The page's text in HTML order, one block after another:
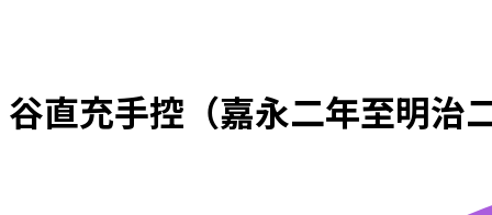
谷直充手控（嘉永二年至明治